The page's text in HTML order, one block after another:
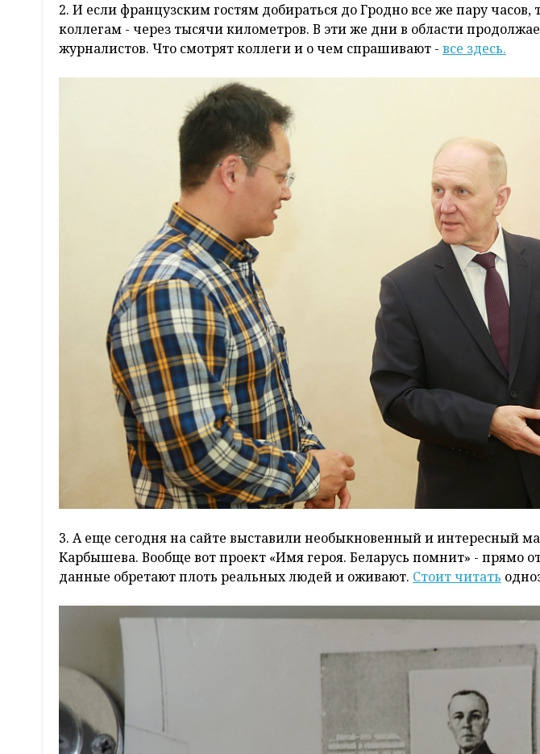
2. И если французским гостям добираться до Гродно все же пару
коллегам - через тысячи километров. В эти же дни в области
журналистов. Что смотрят коллеги и о чем спрашивают - все здесь.
3. А еще сегодня на сайте выставили необыкновенный и интересный
Карбышева. Вообще вот проект «Имя героя. Беларусь помнит» - прямо
данные обретают плоть реальных людей и оживают. Стоит читать